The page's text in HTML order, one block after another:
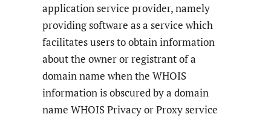
application service provider, namely
providing software as a service which
facilitates users to obtain information
about the owner or registrant of a
domain name when the WHOIS
information is obscured by a domain
name WHOIS Privacy or Proxy service